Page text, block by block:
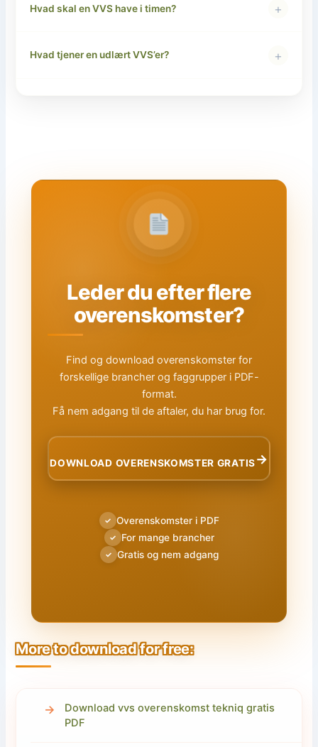
Hvad skal en VVS have i timen? +
Hvad tjener en udlært VVS’er? +
Leder du efter flere
overenskomster?
Find og download overenskomster for
forskellige brancher og faggrupper i PDF-
format.
Få nem adgang til de aftaler, du har brug for.
DOWNLOAD OVERENSKOMSTER GRATIS→
✓ Overenskomster i PDF
✓ For mange brancher
✓ Gratis og nem adgang
More to download for free:
Download vvs overenskomst tekniq gratis
PDF